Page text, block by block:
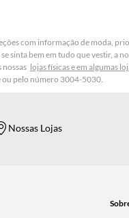
com informação de moda,
sinta bem em tudo que vestir, a
lojas físicas e em algumas
pelo número 3004-5030.
Nossas Lojas